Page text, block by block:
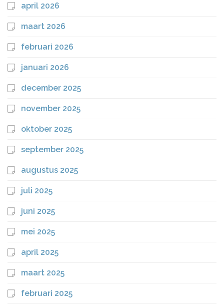
april 2026
maart 2026
februari 2026
januari 2026
december 2025
november 2025
oktober 2025
september 2025
augustus 2025
juli 2025
juni 2025
mei 2025
april 2025
maart 2025
februari 2025